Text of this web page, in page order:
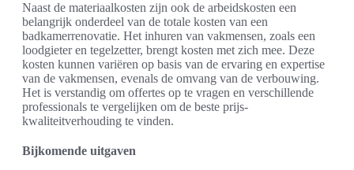
Naast de materiaalkosten zijn ook de arbeidskosten een
belangrijk onderdeel van de totale kosten van een
badkamerrenovatie. Het inhuren van vakmensen, zoals een
loodgieter en tegelzetter, brengt kosten met zich mee. Deze
kosten kunnen variëren op basis van de ervaring en expertise
van de vakmensen, evenals de omvang van de verbouwing.
Het is verstandig om offertes op te vragen en verschillende
professionals te vergelijken om de beste prijs-
kwaliteitverhouding te vinden.
Bijkomende uitgaven